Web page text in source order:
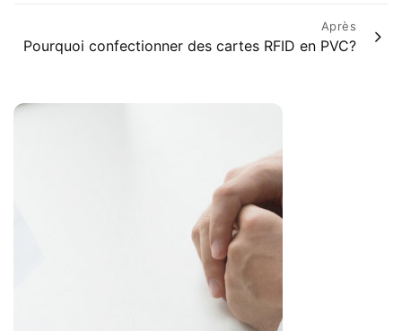
Après
Pourquoi confectionner des cartes RFID en PVC?